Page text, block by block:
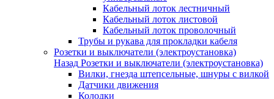
Кабельный лоток лестничный
Кабельный лоток листовой
Кабельный лоток проволочный
Трубы и рукава для прокладки кабеля
Розетки и выключатели (электроустановка)
Назад Розетки и выключатели (электроустановка)
Вилки, гнезда штепсельные, шнуры с вилкой
Датчики движения
Колодки